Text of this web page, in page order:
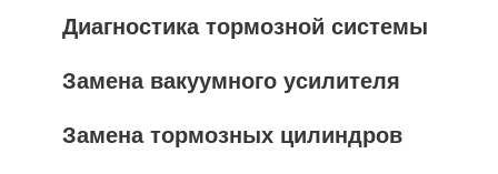
Диагностика тормозной системы
Замена вакуумного усилителя
Замена тормозных цилиндров